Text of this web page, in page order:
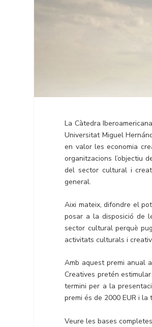
La Càtedra
Universitat Miguel
en valor les economia
organitzacions l’objectiu
del sector cultural i
general.
Aixi mateix, difondre el
posar a la disposició de
sector cultural perquè
activitats culturals i
Amb aquest premi anual
Creatives pretén
termini per a la
premi és de 2000 EUR i
Veure les bases